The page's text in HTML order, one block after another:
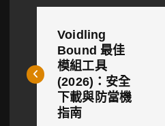
導
Voidling
Bound 最佳
模組工具
(2026)：安全
下載與防當機
指南